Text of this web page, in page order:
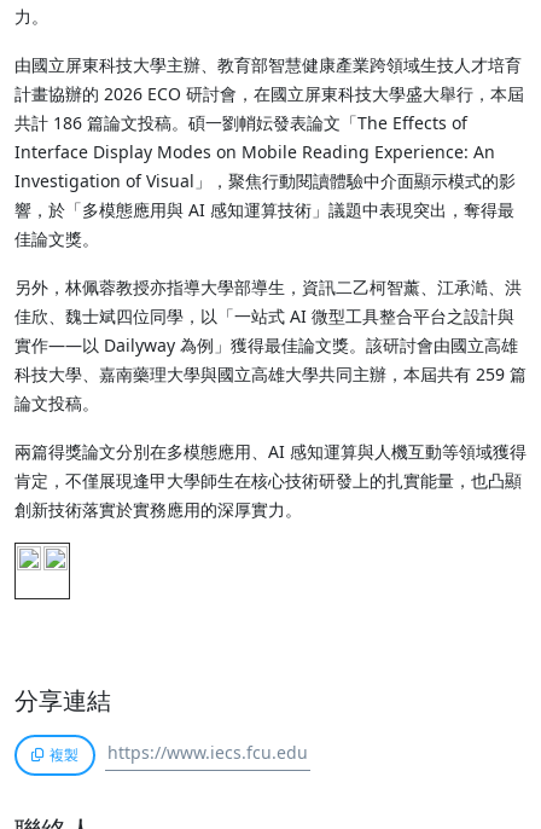
力。
由國立屏東科技大學主辦、教育部智慧健康產業跨領域生技人才培育
計畫協辦的 2026 ECO 研討會，在國立屏東科技大學盛大舉行，本屆
共計 186 篇論文投稿。碩一劉帩妘發表論文「The Effects of
Interface Display Modes on Mobile Reading Experience: An
Investigation of Visual」，聚焦行動閱讀體驗中介面顯示模式的影
響，於「多模態應用與 AI 感知運算技術」議題中表現突出，奪得最
佳論文獎。
另外，林佩蓉教授亦指導大學部導生，資訊二乙柯智薰、江承澔、洪
佳欣、魏士斌四位同學，以「一站式 AI 微型工具整合平台之設計與
實作——以 Dailyway 為例」獲得最佳論文獎。該研討會由國立高雄
科技大學、嘉南藥理大學與國立高雄大學共同主辦，本屆共有 259 篇
論文投稿。
兩篇得獎論文分別在多模態應用、AI 感知運算與人機互動等領域獲得
肯定，不僅展現逢甲大學師生在核心技術研發上的扎實能量，也凸顯
創新技術落實於實務應用的深厚實力。
分享連結
複製